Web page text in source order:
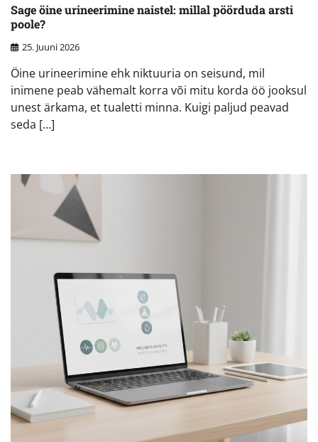
Sage öine urineerimine naistel: millal pöörduda arsti
poole?
25. Juuni 2026
Öine urineerimine ehk niktuuria on seisund, mil
inimene peab vähemalt korra või mitu korda öö jooksul
unest ärkama, et tualetti minna. Kuigi paljud peavad
seda […]